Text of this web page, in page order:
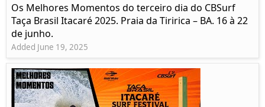
Os Melhores Momentos do terceiro dia do CBSurf
Taça Brasil Itacaré 2025. Praia da Tiririca – BA. 16 à 22
de junho.
Added June 19, 2025